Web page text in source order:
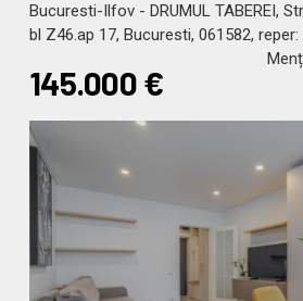
Bucuresti-Ilfov - DRUMUL TABEREI,
bl Z46.ap 17, Bucuresti, 061582,
145.000€